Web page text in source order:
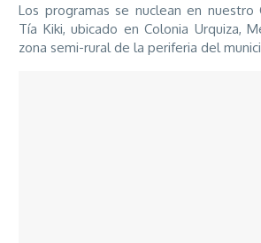
Los programas se nuclean en nuestro
Tía Kiki, ubicado en Colonia Urquiza,
zona semi-rural de la periferia del